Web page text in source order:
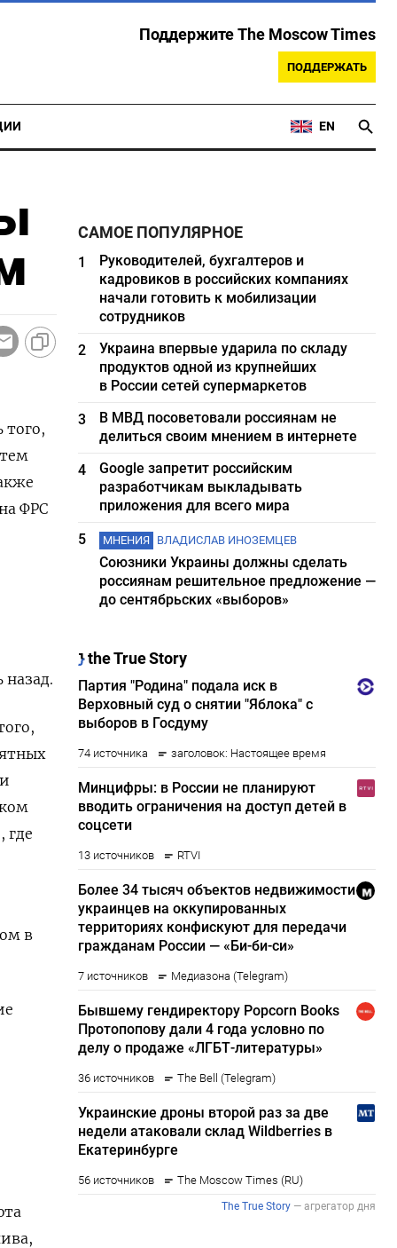
Поддержите The Moscow Times
ПОДДЕРЖАТЬ
EN
ФРС
назад.
где
в
САМОЕ ПОПУЛЯРНОЕ
1
Руководителей, бухгалтеров и
кадровиков в российских компаниях
начали готовить к мобилизации
сотрудников
2
Украина впервые ударила по складу
продуктов одной из крупнейших
в России сетей супермаркетов
3
В МВД посоветовали россиянам не
делиться своим мнением в интернете
4
Google запретит российским
разработчикам выкладывать
приложения для всего мира
5
МНЕНИЯ ВЛАДИСЛАВ ИНОЗЕМЦЕВ
Союзники Украины должны сделать
россиянам решительное предложение —
до сентябрьских «выборов»